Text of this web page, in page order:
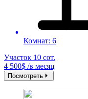
Комнат: 6
Участок 10 сот.
4 500$ /в месяц
Посмотреть